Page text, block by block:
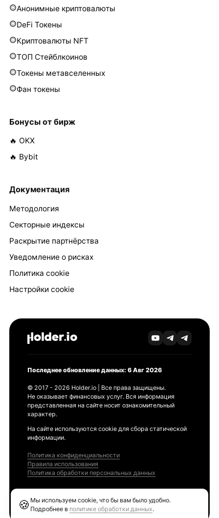
Анонимные криптовалюты
DeFi Токены
Криптовалюты NFT
ТОП Стейблкоинов
Токены метавселенных
Фан токены
Бонусы от бирж
🔥 OKX
🔥 Bybit
Документация
Методология
Секторные индексы
Раскрытие партнёрства
Уведомление о рисках
Политика cookie
Настройки cookie
Последнее обновление данных: 6 Авг 2026
© 2017 - 2026 Holder.io | Все права защищены.
Не оказывает финансовых услуг. Вся информация
представленная на сайте носит ознакомительный
характер.
На сайте используются cookie для сбора статической
информации.
Политика конфиденциальности
Правила использования
Политика обработки персональных данных
🍪 Мы используем cookie, что бы вам было удобно.
Подробнее в политике обработки данных.
Ethereum GAS Tracker